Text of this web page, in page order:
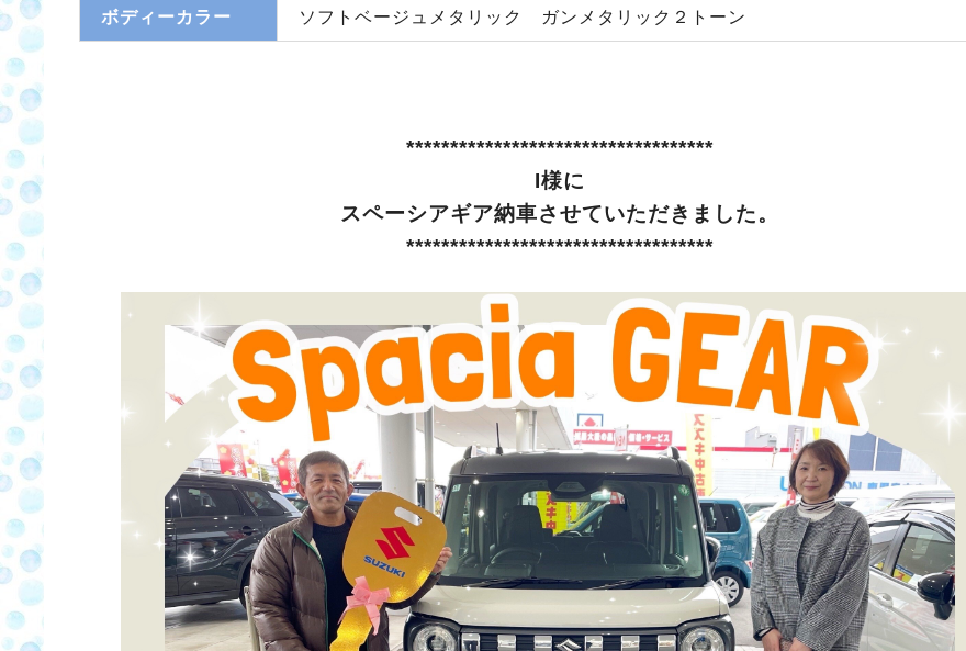
ボディーカラー ソフトベージュメタリック ガンメタリック２トーン
***********************************
I様に
スペーシアギア納車させていただきました。
***********************************